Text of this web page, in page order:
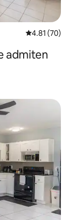
Calificación
4.81 (70)
admiten